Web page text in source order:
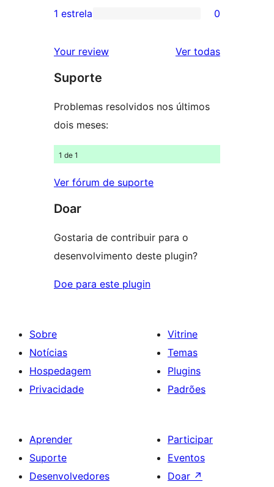
3
avaliação
2
com
1
1 estrela 0
Your review Ver todasavaliações
Suporte
Problemas resolvidos nos últimos
dois meses:
1 de 1
Ver fórum de suporte
Doar
Gostaria de contribuir para o
desenvolvimento deste plugin?
Doe para este plugin
Sobre
Notícias
Hospedagem
Privacidade
Vitrine
Temas
Plugins
Padrões
Aprender
Suporte
Desenvolvedores
Participar
Eventos
Doar ↗